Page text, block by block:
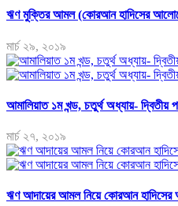
ঋণ মুক্তির আমল (কোরআন হাদিসের
মার্চ ২৯, ২০১৯
আমালিয়াত ১ম খন্ড, চতুর্থ অধ্যায়- দ্বিতীয়
মার্চ ২৭, ২০১৯
ঋণ আদায়ের আমল নিয়ে কোরআন হাদিসের